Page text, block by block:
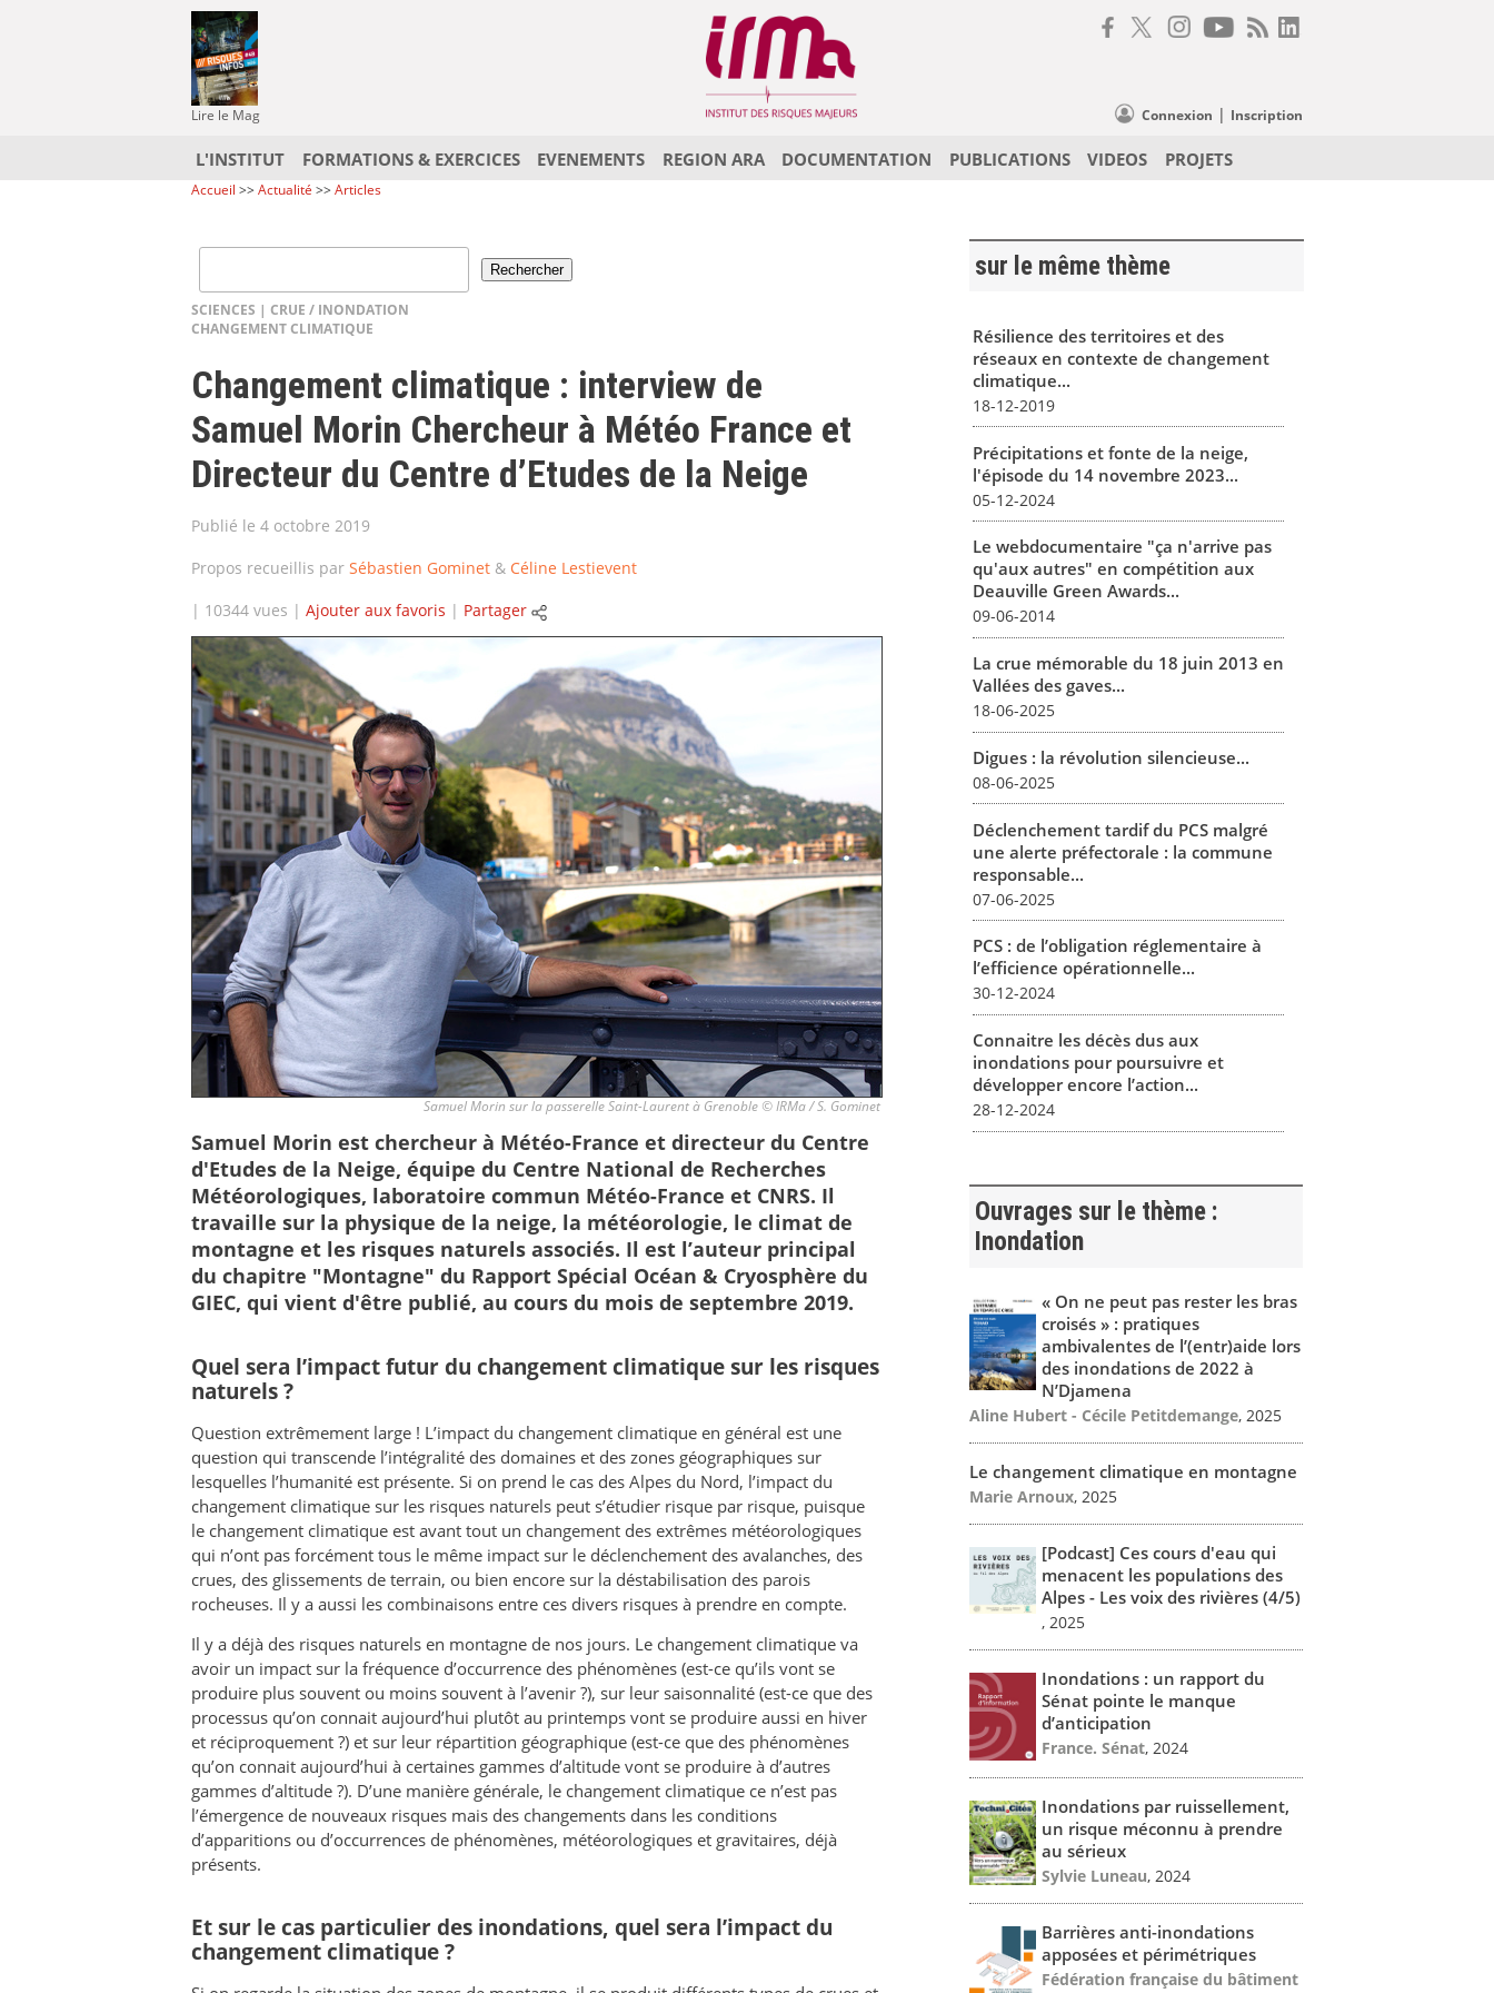
Lire le Mag Connexion | Inscription
L'INSTITUT FORMATIONS & EXERCICES EVENEMENTS REGION ARA DOCUMENTATION PUBLICATIONS VIDEOS PROJETS
Accueil >>Actualité >>Articles
SCIENCES | CRUE / INONDATION
CHANGEMENT CLIMATIQUE
Changement climatique : interview de
Samuel Morin Chercheur à Météo France et
Directeur du Centre d’Etudes de la Neige
Publié le 4 octobre 2019
Propos recueillis par Sébastien Gominet & Céline Lestievent
| 10344 vues | Ajouter aux favoris | Partager
Samuel Morin sur la passerelle Saint-Laurent à Grenoble © IRMa / S. Gominet
Samuel Morin est chercheur à Météo-France et directeur du Centre
d'Etudes de la Neige, équipe du Centre National de Recherches
Météorologiques, laboratoire commun Météo-France et CNRS. Il
travaille sur la physique de la neige, la météorologie, le climat de
montagne et les risques naturels associés. Il est l’auteur principal
du chapitre "Montagne" du Rapport Spécial Océan & Cryosphère du
GIEC, qui vient d'être publié, au cours du mois de septembre 2019.
Quel sera l’impact futur du changement climatique sur les risques
naturels ?
Question extrêmement large ! L’impact du changement climatique en général est une
question qui transcende l’intégralité des domaines et des zones géographiques sur
lesquelles l’humanité est présente. Si on prend le cas des Alpes du Nord, l’impact du
changement climatique sur les risques naturels peut s’étudier risque par risque, puisque
le changement climatique est avant tout un changement des extrêmes météorologiques
qui n’ont pas forcément tous le même impact sur le déclenchement des avalanches, des
crues, des glissements de terrain, ou bien encore sur la déstabilisation des parois
rocheuses. Il y a aussi les combinaisons entre ces divers risques à prendre en compte.
Il y a déjà des risques naturels en montagne de nos jours. Le changement climatique va
avoir un impact sur la fréquence d’occurrence des phénomènes (est-ce qu’ils vont se
produire plus souvent ou moins souvent à l’avenir ?), sur leur saisonnalité (est-ce que des
processus qu’on connait aujourd’hui plutôt au printemps vont se produire aussi en hiver
et réciproquement ?) et sur leur répartition géographique (est-ce que des phénomènes
qu’on connait aujourd’hui à certaines gammes d’altitude vont se produire à d’autres
gammes d’altitude ?). D’une manière générale, le changement climatique ce n’est pas
l’émergence de nouveaux risques mais des changements dans les conditions
d’apparitions ou d’occurrences de phénomènes, météorologiques et gravitaires, déjà
présents.
Et sur le cas particulier des inondations, quel sera l’impact du
changement climatique ?
sur le même thème
Résilience des territoires et des
réseaux en contexte de changement
climatique...
18-12-2019
Précipitations et fonte de la neige,
l'épisode du 14 novembre 2023...
05-12-2024
Le webdocumentaire "ça n'arrive pas
qu'aux autres" en compétition aux
Deauville Green Awards...
09-06-2014
La crue mémorable du 18 juin 2013 en
Vallées des gaves...
18-06-2025
Digues : la révolution silencieuse...
08-06-2025
Déclenchement tardif du PCS malgré
une alerte préfectorale : la commune
responsable...
07-06-2025
PCS : de l’obligation réglementaire à
l’efficience opérationnelle...
30-12-2024
Connaitre les décès dus aux
inondations pour poursuivre et
développer encore l’action...
28-12-2024
Ouvrages sur le thème :
Inondation
« On ne peut pas rester les bras
croisés » : pratiques
ambivalentes de l’(entr)aide lors
des inondations de 2022 à
N’Djamena
Aline Hubert - Cécile Petitdemange, 2025
Le changement climatique en montagne
Marie Arnoux, 2025
[Podcast] Ces cours d'eau qui
menacent les populations des
Alpes - Les voix des rivières (4/5)
, 2025
Inondations : un rapport du
Sénat pointe le manque
d’anticipation
France. Sénat, 2024
Inondations par ruissellement,
un risque méconnu à prendre
au sérieux
Sylvie Luneau, 2024
Barrières anti-inondations
apposées et périmétriques
Fédération française du bâtiment